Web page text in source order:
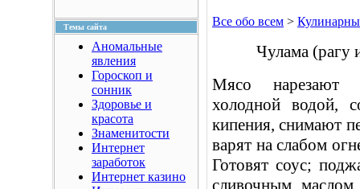
Темы сайта
Аномальные
явления
Гороскоп и
сонник
Здоровье и
красота
Знаменитости
Интернет
заработок
Интернет казино
Все обо всем >
Чулама (рагу
Мясо нарезают
холодной водой,
кипения, снимают
варят на слабом
Готовят соус;
сливочным